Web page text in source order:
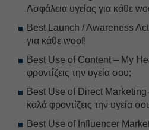
Ασφάλεια υγείας για κάθε
Best Launch / Awareness
για κάθε woof!
Best Use of Content – My
φροντίζεις την υγεία σου;
Best Use of Direct
καλά φροντίζεις την υγεία
Best Use of Influencer